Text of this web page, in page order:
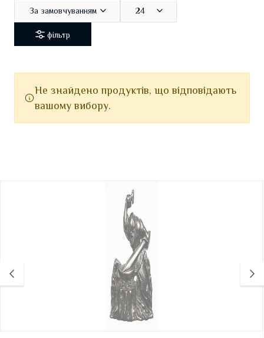
За замовчуванням 24
фільтр
Не знайдено продуктів, що відповідають
вашому вибору.